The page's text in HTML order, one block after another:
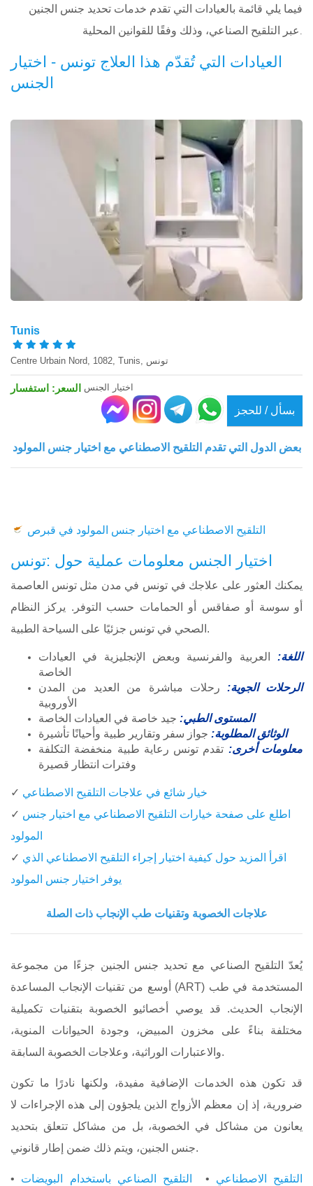
فيما يلي قائمة بالعيادات التي تقدم خدمات تحديد جنس الجنين
عبر التلقيح الصناعي، وذلك وفقًا للقوانين المحلية .
العيادات التي تُقدّم هذا العلاج تونس - اختيار
الجنس
Tunis
Centre Urbain Nord, 1082, Tunis, تونس
اختيار الجنس
السعر: استفسار
بسأل / للحجز
بعض الدول التي تقدم التلقيح الاصطناعي مع اختيار جنس المولود
التلقيح الاصطناعي مع اختيار جنس المولود في قبرص
اختيار الجنس معلومات عملية حول :تونس
يمكنك العثور على علاجك في تونس في مدن مثل تونس العاصمة
أو سوسة أو صفاقس أو الحمامات حسب التوفر. يركز النظام
الصحي في تونس جزئيًا على السياحة الطبية.
اللغة:
العربية والفرنسية وبعض الإنجليزية في العيادات
الخاصة
الرحلات الجوية: رحلات مباشرة من العديد من المدن
الأوروبية
المستوى الطبي: جيد خاصة في العيادات الخاصة
الوثائق المطلوبة: جواز سفر وتقارير طبية وأحيانًا تأشيرة
معلومات أخرى: تقدم تونس رعاية طبية منخفضة التكلفة
وفترات انتظار قصيرة
✓ خيار شائع في علاجات التلقيح الاصطناعي
✓ اطلع على صفحة خيارات التلقيح الاصطناعي مع اختيار جنس
المولود
✓ اقرأ المزيد حول كيفية اختيار إجراء التلقيح الاصطناعي الذي
يوفر اختيار جنس المولود
علاجات الخصوبة وتقنيات طب الإنجاب ذات الصلة
يُعدّ التلقيح الصناعي مع تحديد جنس الجنين جزءًا من مجموعة
أوسع من تقنيات الإنجاب المساعدة (ART) المستخدمة في طب
الإنجاب الحديث. قد يوصي أخصائيو الخصوبة بتقنيات تكميلية
مختلفة بناءً على مخزون المبيض، وجودة الحيوانات المنوية،
والاعتبارات الوراثية، وعلاجات الخصوبة السابقة.
قد تكون هذه الخدمات الإضافية مفيدة، ولكنها نادرًا ما تكون
ضرورية، إذ إن معظم الأزواج الذين يلجؤون إلى هذه الإجراءات لا
يعانون من مشاكل في الخصوبة، بل من مشاكل تتعلق بتحديد
جنس الجنين، ويتم ذلك ضمن إطار قانوني.
التلقيح الاصطناعي • التلقيح الصناعي باستخدام البويضات •